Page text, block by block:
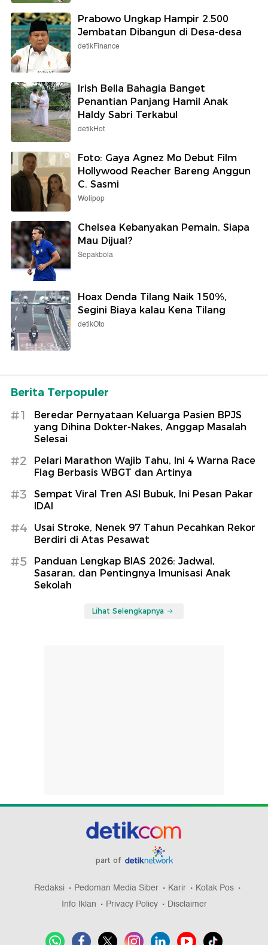
Prabowo Ungkap Hampir 2.500
Jembatan Dibangun di Desa-desa
detikFinance
Irish Bella Bahagia Banget
Penantian Panjang Hamil Anak
Haldy Sabri Terkabul
detikHot
Foto: Gaya Agnez Mo Debut Film
Hollywood Reacher Bareng Anggun
C. Sasmi
Wolipop
Chelsea Kebanyakan Pemain, Siapa
Mau Dijual?
Sepakbola
Hoax Denda Tilang Naik 150%,
Segini Biaya kalau Kena Tilang
detikOto
Berita Terpopuler
#1
Beredar Pernyataan Keluarga Pasien BPJS
yang Dihina Dokter-Nakes, Anggap Masalah
Selesai
#2
Pelari Marathon Wajib Tahu, Ini 4 Warna Race
Flag Berbasis WBGT dan Artinya
#3
Sempat Viral Tren ASI Bubuk, Ini Pesan Pakar
IDAI
#4
Usai Stroke, Nenek 97 Tahun Pecahkan Rekor
Berdiri di Atas Pesawat
#5
Panduan Lengkap BIAS 2026: Jadwal,
Sasaran, dan Pentingnya Imunisasi Anak
Sekolah
Lihat Selengkapnya
part of
Redaksi Pedoman Media Siber Karir
Kotak Pos
Info Iklan
Privacy Policy Disclaimer